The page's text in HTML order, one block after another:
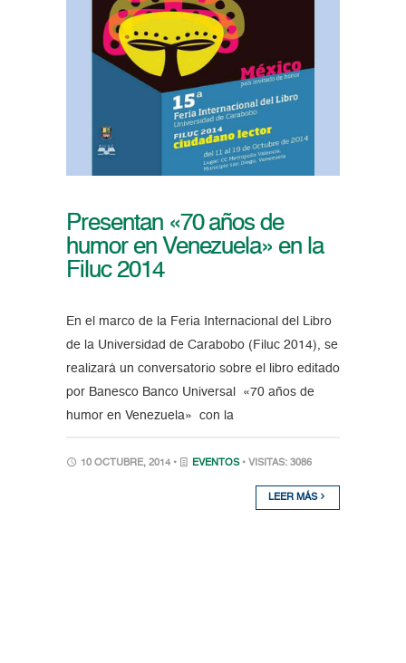
Presentan «70 años de
humor en Venezuela» en la
Filuc 2014
En el marco de la Feria Internacional del Libro
de la Universidad de Carabobo (Filuc 2014), se
realizará un conversatorio sobre el libro editado
por Banesco Banco Universal «70 años de
humor en Venezuela» con la
10 OCTUBRE, 2014 • EVENTOS • VISITAS: 3086
LEER MÁS